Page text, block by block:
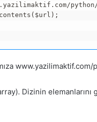
www.yazilimaktif.com/
Dizinin